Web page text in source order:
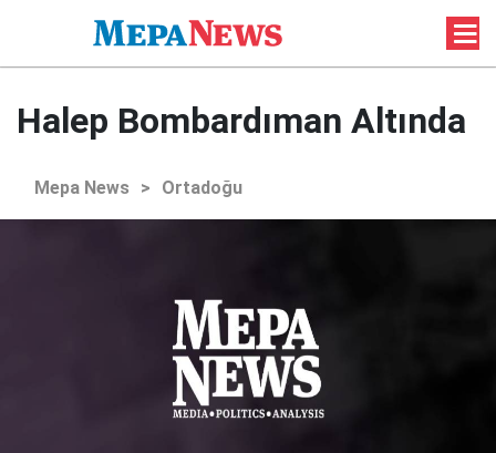
Halep Bombardıman Altında
Mepa News > Ortadoğu